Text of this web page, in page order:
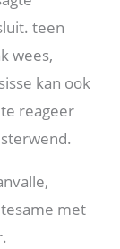
teen
wees,
kan ook
reageer
met